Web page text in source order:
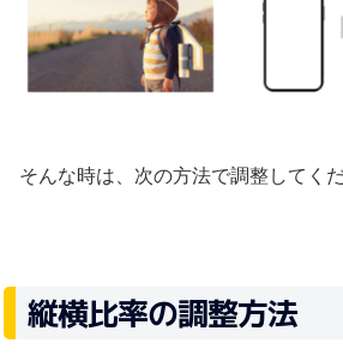
そんな時は、次の方法で調整してくだ
縦横比率の調整方法